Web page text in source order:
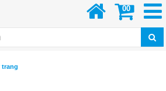
00
trang